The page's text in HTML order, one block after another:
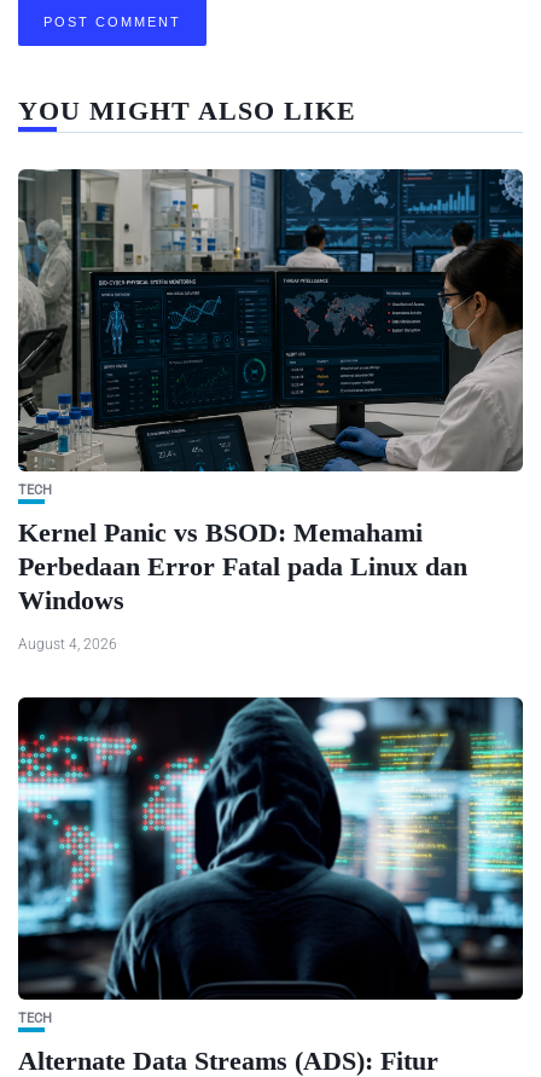
YOU MIGHT ALSO LIKE
TECH
Kernel Panic vs BSOD: Memahami
Perbedaan Error Fatal pada Linux dan
Windows
August 4, 2026
TECH
Alternate Data Streams (ADS): Fitur